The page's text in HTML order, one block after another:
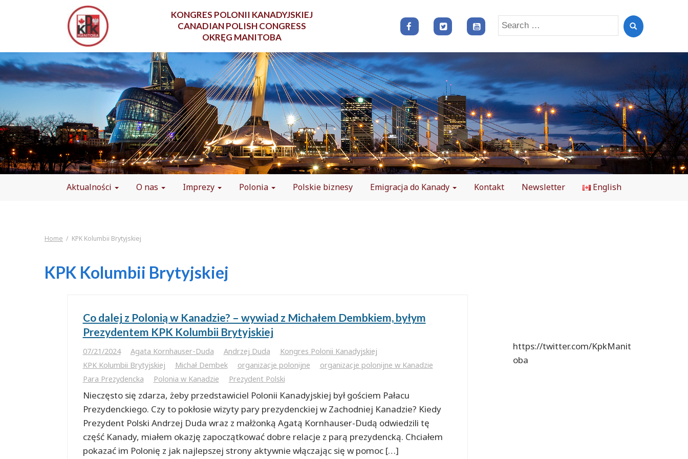
KONGRES POLONII KANADYJSKIEJ
CANADIAN POLISH CONGRESS
OKRĘG MANITOBA
Search
for:
Aktualności O nas Imprezy Polonia Polskie biznesy Emigracja do Kanady Kontakt Newsletter English
Home KPK Kolumbii Brytyjskiej
KPK Kolumbii Brytyjskiej
Co dalej z Polonią w Kanadzie? – wywiad z Michałem Dembkiem, byłym
Prezydentem KPK Kolumbii Brytyjskiej
07/21/2024 Agata Kornhauser-Duda Andrzej Duda
Kongres Polonii Kanadyjskiej
KPK Kolumbii Brytyjskiej
Michał Dembek organizacje polonijne
organizacje polonijne w Kanadzie
Para Prezydencka
Polonia w Kanadzie Prezydent Polski
Nieczęsto się zdarza, żeby przedstawiciel Polonii Kanadyjskiej był gościem Pałacu
Prezydenckiego. Czy to pokłosie wizyty pary prezydenckiej w Zachodniej Kanadzie? Kiedy
Prezydent Polski Andrzej Duda wraz z małżonką Agatą Kornhauser-Dudą odwiedzili tę
część Kanady, miałem okazję zapoczątkować dobre relacje z parą prezydencką. Chciałem
pokazać im Polonię z jak najlepszej strony aktywnie włączając się w pomoc […]
https://twitter.com/KpkManit
oba